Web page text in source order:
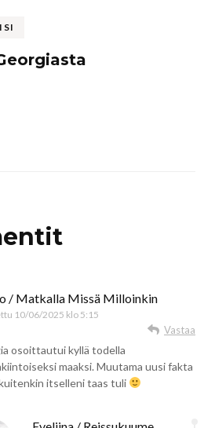
/ Matkalla Missä Milloinkin
10/06/2025 klo 5:15
Vastaa
osoittautui kyllä todella
maaksi. Muutama uusi fakta
itselleni taas tuli